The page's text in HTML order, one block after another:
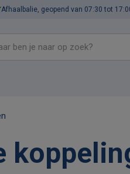
Afhaalbalie, geopend van 07:30 tot